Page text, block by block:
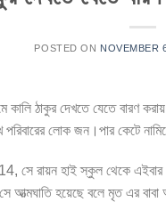
POSTED ON NOVEMBER
কালি ঠাকুর দেখতে যেতে বারণ
লোক জন।পার কেটে
সে রায়ন হাই স্কুল থেকে এইবার
আত্মঘাতি হয়েছে বলে মৃত এর